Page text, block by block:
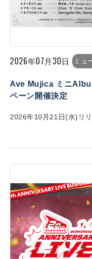
2026年07月30日 ミュ
Ave Mujica ミニ
ペーン開催決定
2026年10月21日(水)リ